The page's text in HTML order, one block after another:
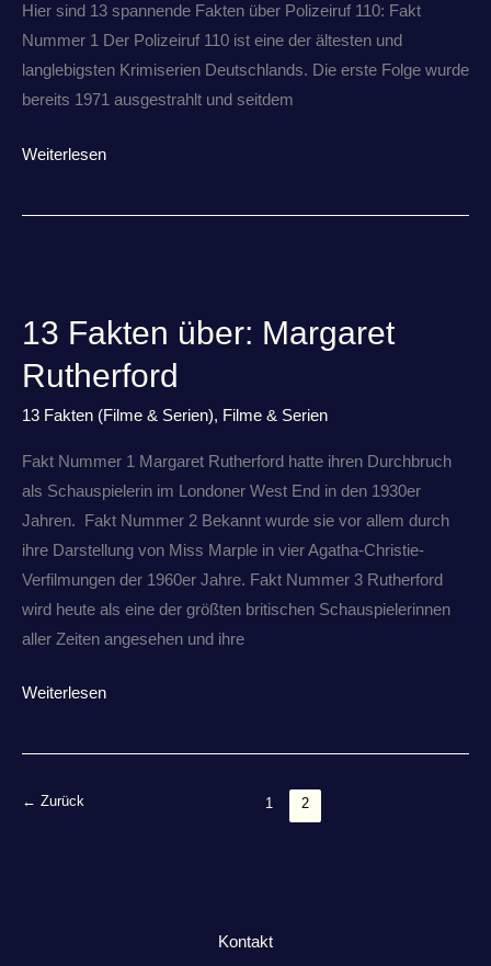
Hier sind 13 spannende Fakten über Polizeiruf 110: Fakt
Nummer 1 Der Polizeiruf 110 ist eine der ältesten und
langlebigsten Krimiserien Deutschlands. Die erste Folge wurde
bereits 1971 ausgestrahlt und seitdem
Weiterlesen
13 Fakten über: Margaret
Rutherford
13 Fakten (Filme & Serien), Filme & Serien
Fakt Nummer 1 Margaret Rutherford hatte ihren Durchbruch
als Schauspielerin im Londoner West End in den 1930er
Jahren. Fakt Nummer 2 Bekannt wurde sie vor allem durch
ihre Darstellung von Miss Marple in vier Agatha-Christie-
Verfilmungen der 1960er Jahre. Fakt Nummer 3 Rutherford
wird heute als eine der größten britischen Schauspielerinnen
aller Zeiten angesehen und ihre
über:
Margaret
Rutherford
Weiterlesen
← Zurück 1 2
Kontakt